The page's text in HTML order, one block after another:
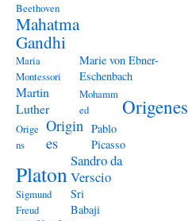
Beethoven
Mahatma
Gandhi
Maria
Montessori
Marie von Ebner-
Eschenbach
Martin
Luther
Mohamm
ed
Origenes
Orige
ns
Origin
es
Pablo
Picasso
Platon
Sandro da
Verscio
Sigmund
Freud
Sri
Babaji